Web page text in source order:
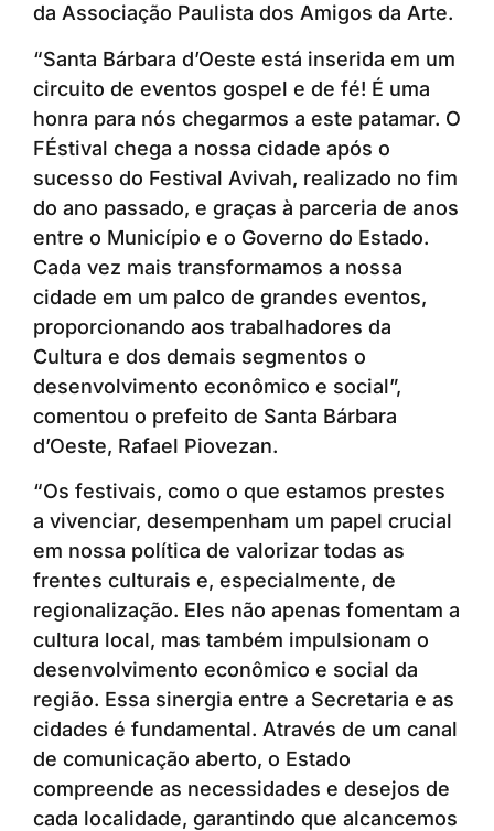
da Associação Paulista dos Amigos da Arte.
“Santa Bárbara d’Oeste está inserida em um
circuito de eventos gospel e de fé! É uma
honra para nós chegarmos a este patamar. O
FÉstival chega a nossa cidade após o
sucesso do Festival Avivah, realizado no fim
do ano passado, e graças à parceria de anos
entre o Município e o Governo do Estado.
Cada vez mais transformamos a nossa
cidade em um palco de grandes eventos,
proporcionando aos trabalhadores da
Cultura e dos demais segmentos o
desenvolvimento econômico e social”,
comentou o prefeito de Santa Bárbara
d’Oeste, Rafael Piovezan.
“Os festivais, como o que estamos prestes
a vivenciar, desempenham um papel crucial
em nossa política de valorizar todas as
frentes culturais e, especialmente, de
regionalização. Eles não apenas fomentam a
cultura local, mas também impulsionam o
desenvolvimento econômico e social da
região. Essa sinergia entre a Secretaria e as
cidades é fundamental. Através de um canal
de comunicação aberto, o Estado
compreende as necessidades e desejos de
cada localidade, garantindo que alcancemos